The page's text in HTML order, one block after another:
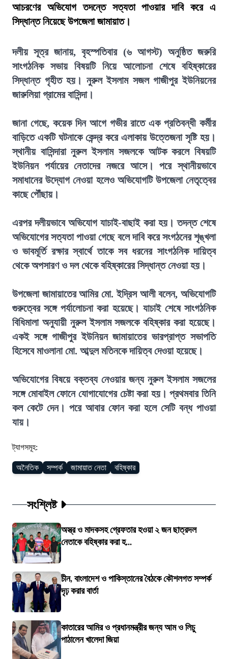
আচরণের অভিযোগ তদন্তে সত্যতা পাওয়ার দাবি করে এ
সিদ্ধান্ত নিয়েছে উপজেলা জামায়াত।
দলীয় সূত্র জানায়, বৃহস্পতিবার (৬ আগস্ট) অনুষ্ঠিত জরুরি
সাংগঠনিক সভায় বিষয়টি নিয়ে আলোচনা শেষে বহিষ্কারের
সিদ্ধান্ত গৃহীত হয়। নুরুল ইসলাম সজল গাজীপুর ইউনিয়নের
জারুলিয়া গ্রামের বাসিন্দা।
জানা গেছে, কয়েক দিন আগে গভীর রাতে এক প্রতিবন্ধী কর্মীর
বাড়িতে একটি ঘটনাকে কেন্দ্র করে এলাকায় উত্তেজনা সৃষ্টি হয়।
স্থানীয় বাসিন্দারা নুরুল ইসলাম সজলকে আটক করলে বিষয়টি
ইউনিয়ন পর্যায়ের নেতাদের নজরে আসে। পরে স্থানীয়ভাবে
সমাধানের উদ্যোগ নেওয়া হলেও অভিযোগটি উপজেলা নেতৃত্বের
কাছে পৌঁছায়।
এরপর দলীয়ভাবে অভিযোগ যাচাই-বাছাই করা হয়। তদন্ত শেষে
অভিযোগের সত্যতা পাওয়া গেছে বলে দাবি করে সংগঠনের শৃঙ্খলা
ও ভাবমূর্তি রক্ষার স্বার্থে তাকে সব ধরনের সাংগঠনিক দায়িত্ব
থেকে অপসারণ ও দল থেকে বহিষ্কারের সিদ্ধান্ত নেওয়া হয়।
উপজেলা জামায়াতের আমির মো. ইদ্রিস আলী বলেন, অভিযোগটি
গুরুত্বের সঙ্গে পর্যালোচনা করা হয়েছে। যাচাই শেষে সাংগঠনিক
বিধিমালা অনুযায়ী নুরুল ইসলাম সজলকে বহিষ্কার করা হয়েছে।
একই সঙ্গে গাজীপুর ইউনিয়ন জামায়াতের ভারপ্রাপ্ত সভাপতি
হিসেবে মাওলানা মো. আব্দুল মতিনকে দায়িত্ব দেওয়া হয়েছে।
অভিযোগের বিষয়ে বক্তব্য নেওয়ার জন্য নুরুল ইসলাম সজলের
সঙ্গে মোবাইল ফোনে যোগাযোগের চেষ্টা করা হয়। প্রথমবার তিনি
কল কেটে দেন। পরে আবার ফোন করা হলে সেটি বন্ধ পাওয়া
যায়।
ট্যাগসমূহ:
অনৈতিক সম্পর্ক জামায়াত নেতা বহিষ্কার
সংশ্লিষ্ট
অস্ত্র ও মাদকসহ গ্রেফতার হওয়া ২ জন ছাত্রদল
নেতাকে বহিষ্কার করা হ...
চীন, বাংলাদেশ ও পাকিস্তানের বৈঠকে কৌশলগত সম্পর্ক
দৃঢ় করার বার্তা
কাতারের আমির ও প্রধানমন্ত্রীর জন্য আম ও লিচু
পাঠালেন খালেদা জিয়া